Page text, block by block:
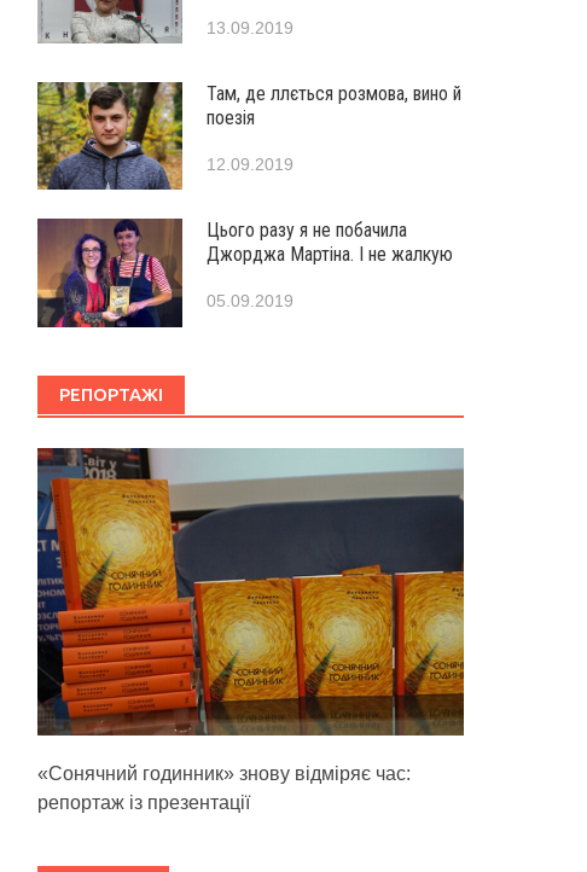
13.09.2019
Там, де ллється розмова, вино й
поезія
12.09.2019
Цього разу я не побачила
Джорджа Мартіна. І не жалкую
05.09.2019
РЕПОРТАЖІ
«Сонячний годинник» знову відміряє час:
репортаж із презентації